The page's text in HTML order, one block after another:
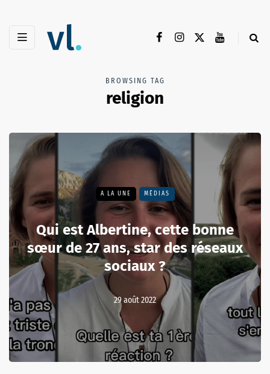
BROWSING TAG
religion
A LA UNE MÉDIAS
Qui est Albertine, cette bonne
sœur de 27 ans, star des réseaux
sociaux ?
29 août 2022